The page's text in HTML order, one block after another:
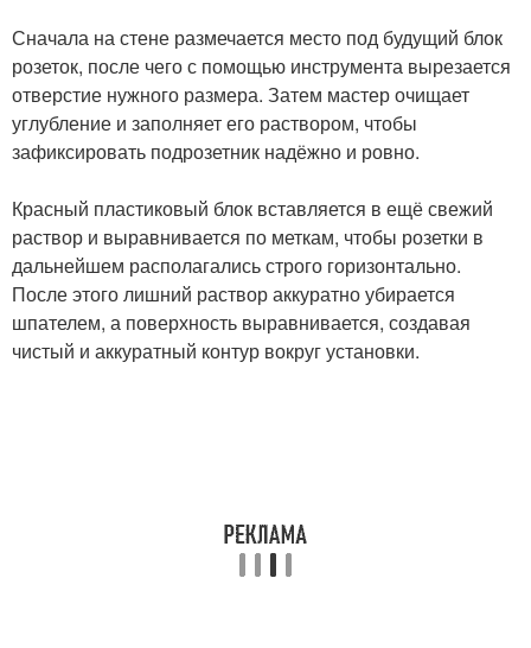
Сначала на стене размечается место под будущий блок
розеток, после чего с помощью инструмента вырезается
отверстие нужного размера. Затем мастер очищает
углубление и заполняет его раствором, чтобы
зафиксировать подрозетник надёжно и ровно.
Красный пластиковый блок вставляется в ещё свежий
раствор и выравнивается по меткам, чтобы розетки в
дальнейшем располагались строго горизонтально.
После этого лишний раствор аккуратно убирается
шпателем, а поверхность выравнивается, создавая
чистый и аккуратный контур вокруг установки.